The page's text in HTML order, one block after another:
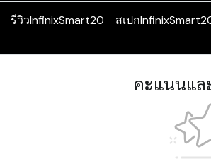
รีวิวInfinixSmart20 สเปก
คะแนนแล